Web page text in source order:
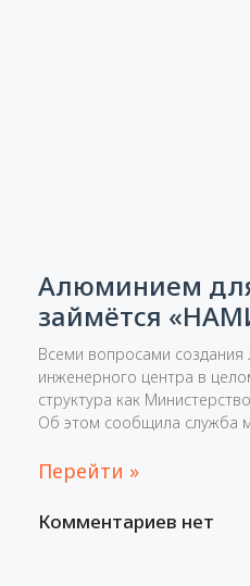
Алюминием
займётся
Всеми вопросами создания
инженерного центра в
структура как
Об этом сообщила служба
Перейти »
Комментариев нет